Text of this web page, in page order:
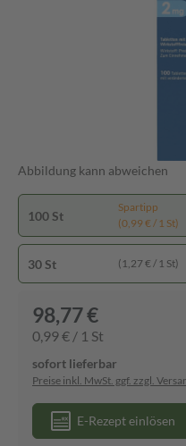
Abbildung kann abweichen
100 St
Spartipp
(0,99 € / 1 St)
30 St (1,27 € / 1 St)
98,77 €
0,99 € / 1 St
sofort lieferbar
Preise inkl. MwSt. ggf. zzgl.
E-Rezept einlösen